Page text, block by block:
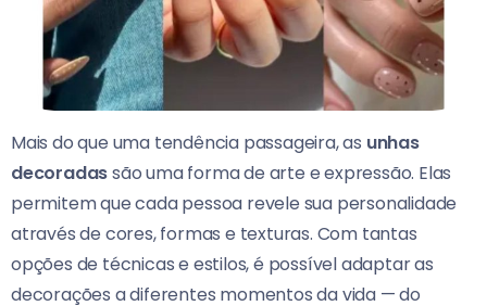
Mais do que uma tendência passageira, as unhas
decoradassão uma forma de arte e expressão. Elas
permitem que cada pessoa revele sua personalidade
através de cores, formas e texturas. Com tantas
opções de técnicas e estilos, é possível adaptar as
decorações a diferentes momentos da vida — do